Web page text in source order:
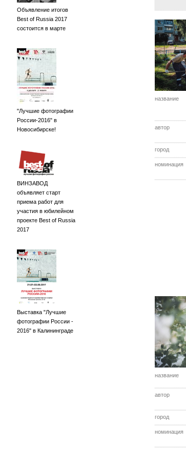
Объявление итогов
Best of Russia 2017
состоится в марте
"Лучшие фотографии
России-2016" в
Новосибирске!
ВИНЗАВОД
объявляет старт
приема работ для
участия в юбилейном
проекте Best of Russia
2017
Выставка "Лучшие
фотографии России -
2016" в Калининграде
название
автор
город
номинация
название
автор
город
номинация